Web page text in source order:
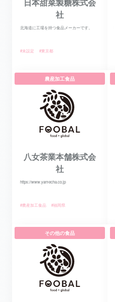
社
北海道に工場を持つ食品メーカーです。
#未設定 #東京都
農産加工食品
八女茶業本舗株式会
社
https://www.yamecha.co.jp
#農産加工食品 #福岡県
その他の食品